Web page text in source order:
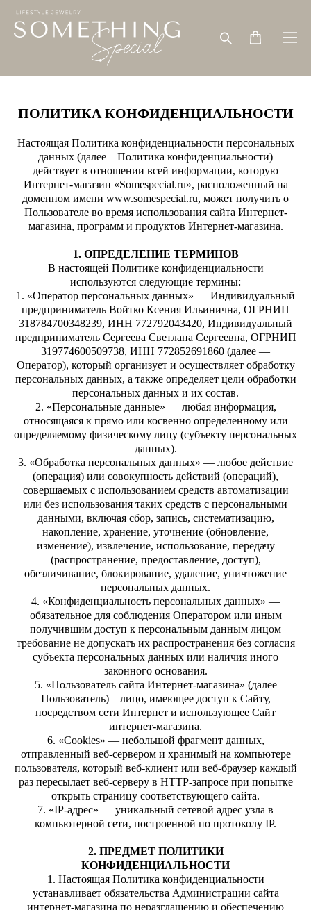
ПОЛИТИКА КОНФИДЕНЦИАЛЬНОСТИ
Настоящая Политика конфиденциальности персональных
данных (далее – Политика конфиденциальности)
действует в отношении всей информации, которую
Интернет-магазин «Somespecial.ru», расположенный на
доменном имени www.somespecial.ru, может получить о
Пользователе во время использования сайта Интернет-
магазина, программ и продуктов Интернет-магазина.
1. ОПРЕДЕЛЕНИЕ ТЕРМИНОВ
В настоящей Политике конфиденциальности
используются следующие термины:
1. «Оператор персональных данных» — Индивидуальный
предприниматель Войтко Ксения Ильинична, ОГРНИП
318784700348239, ИНН 772792043420, Индивидуальный
предприниматель Сергеева Светлана Сергеевна, ОГРНИП
319774600509738, ИНН 772852691860 (далее —
Оператор), который организует и осуществляет обработку
персональных данных, а также определяет цели обработки
персональных данных и их состав.
2. «Персональные данные» — любая информация,
относящаяся к прямо или косвенно определенному или
определяемому физическому лицу (субъекту персональных
данных).
3. «Обработка персональных данных» — любое действие
(операция) или совокупность действий (операций),
совершаемых с использованием средств автоматизации
или без использования таких средств с персональными
данными, включая сбор, запись, систематизацию,
накопление, хранение, уточнение (обновление,
изменение), извлечение, использование, передачу
(распространение, предоставление, доступ),
обезличивание, блокирование, удаление, уничтожение
персональных данных.
4. «Конфиденциальность персональных данных» —
обязательное для соблюдения Оператором или иным
получившим доступ к персональным данным лицом
требование не допускать их распространения без согласия
субъекта персональных данных или наличия иного
законного основания.
5. «Пользователь сайта Интернет-магазина» (далее
Пользователь) – лицо, имеющее доступ к Сайту,
посредством сети Интернет и использующее Сайт
интернет-магазина.
6. «Cookies» — небольшой фрагмент данных,
отправленный веб-сервером и хранимый на компьютере
пользователя, который веб-клиент или веб-браузер каждый
раз пересылает веб-серверу в HTTP-запросе при попытке
открыть страницу соответствующего сайта.
7. «IP-адрес» — уникальный сетевой адрес узла в
компьютерной сети, построенной по протоколу IP.
2. ПРЕДМЕТ ПОЛИТИКИ
КОНФИДЕНЦИАЛЬНОСТИ
1. Настоящая Политика конфиденциальности
устанавливает обязательства Администрации сайта
интернет-магазина по неразглашению и обеспечению